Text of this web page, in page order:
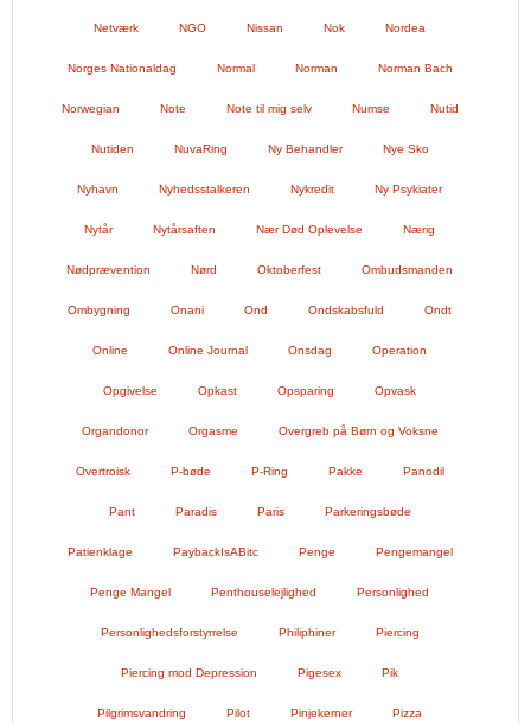
Netværk NGO Nissan Nok Nordea
Norges Nationaldag Normal Norman Norman Bach
Norwegian Note Note til mig selv Numse Nutid
Nutiden NuvaRing Ny Behandler Nye Sko
Nyhavn Nyhedsstalkeren Nykredit Ny Psykiater
Nytår Nytårsaften Nær Død Oplevelse Nærig
Nødprævention Nørd Oktoberfest Ombudsmanden
Ombygning Onani Ond Ondskabsfuld Ondt
Online Online Journal Onsdag Operation
Opgivelse Opkast Opsparing Opvask
Organdonor Orgasme Overgreb på Børn og Voksne
Overtroisk P-bøde P-Ring Pakke Panodil
Pant Paradis Paris Parkeringsbøde
Patienklage PaybackIsABitc Penge Pengemangel
Penge Mangel Penthouselejlighed Personlighed
Personlighedsforstyrrelse Philiphiner Piercing
Piercing mod Depression Pigesex Pik
Pilgrimsvandring Pilot Pinjekerner Pizza